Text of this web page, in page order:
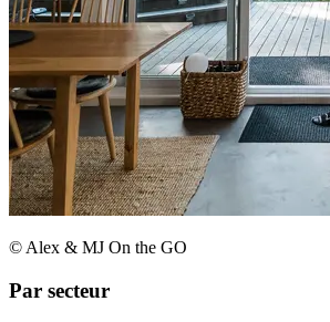
© Alex & MJ On the GO
Par secteur